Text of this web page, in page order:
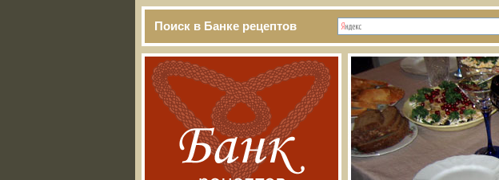
Поиск в Банке рецептов